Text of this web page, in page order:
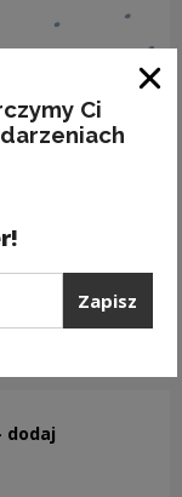
dodaj
nowym oknie
Ci
Zapisz